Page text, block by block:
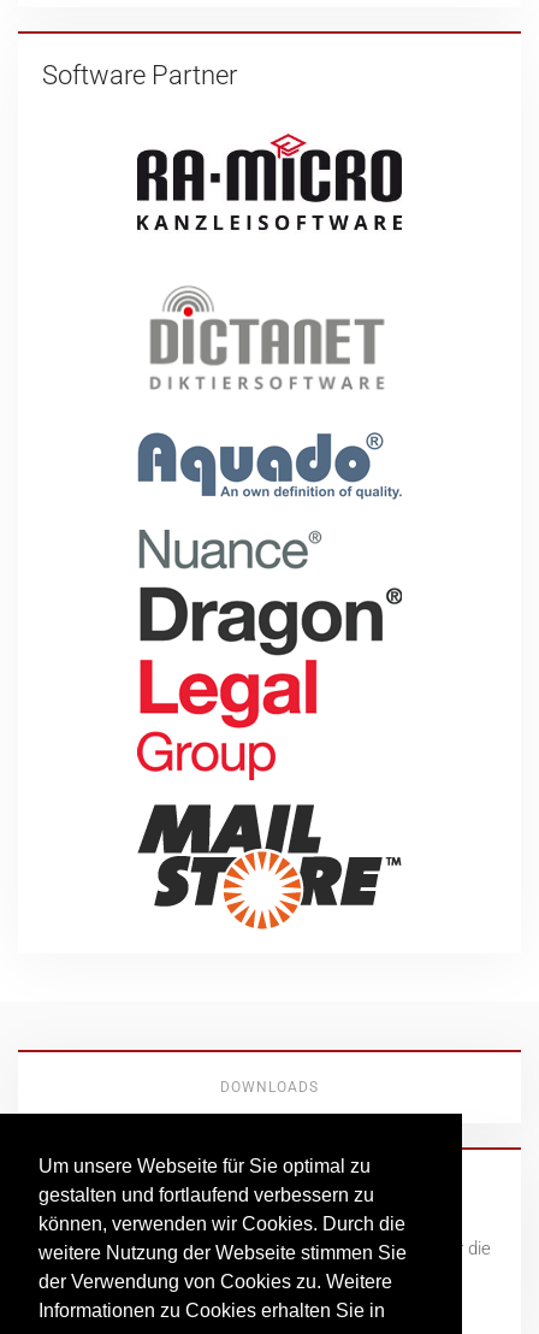
Um unsere Webseite für Sie optimal zu
gestalten und fortlaufend verbessern zu
können, verwenden wir Cookies. Durch die
weitere Nutzung der Webseite stimmen Sie
der Verwendung von Cookies zu. Weitere
Informationen zu Cookies erhalten Sie in
Software Partner
DOWNLOADS
Fernwartung
Hier finden Sie unseren Client für die
Fernwartung zum Download.
(Premiumsupport Client)